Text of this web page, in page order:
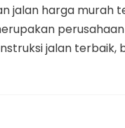
jalan harga murah
jalan terbaik,